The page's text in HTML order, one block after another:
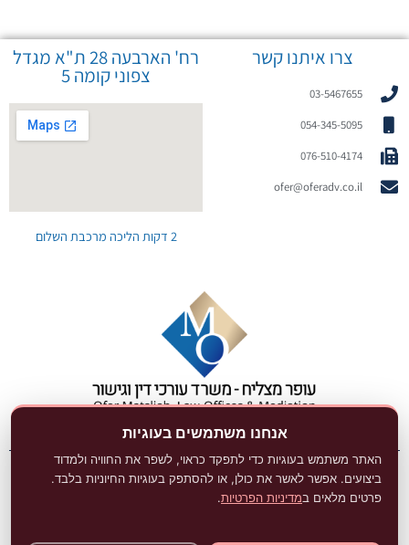
אנחנו משתמשים בעוגיות
האתר משתמש בעוגיות כדי לתפקד כראוי, לשפר את החוויה ולמדוד
ביצועים. אפשר לאשר את כולן, או להסתפק בעוגיות החיוניות בלבד.
פרטים מלאים במדיניות הפרטיות.
צרו איתנו קשר
03-5467655
054-345-5095
076-510-4174
ofer@oferadv.co.il
רח' הארבעה 28 ת"א מגדל
צפוני קומה 5
2 דקות הליכה מרכבת השלום
האתר נבנה ע״י DigitaLaw מבית אנשי מפתח